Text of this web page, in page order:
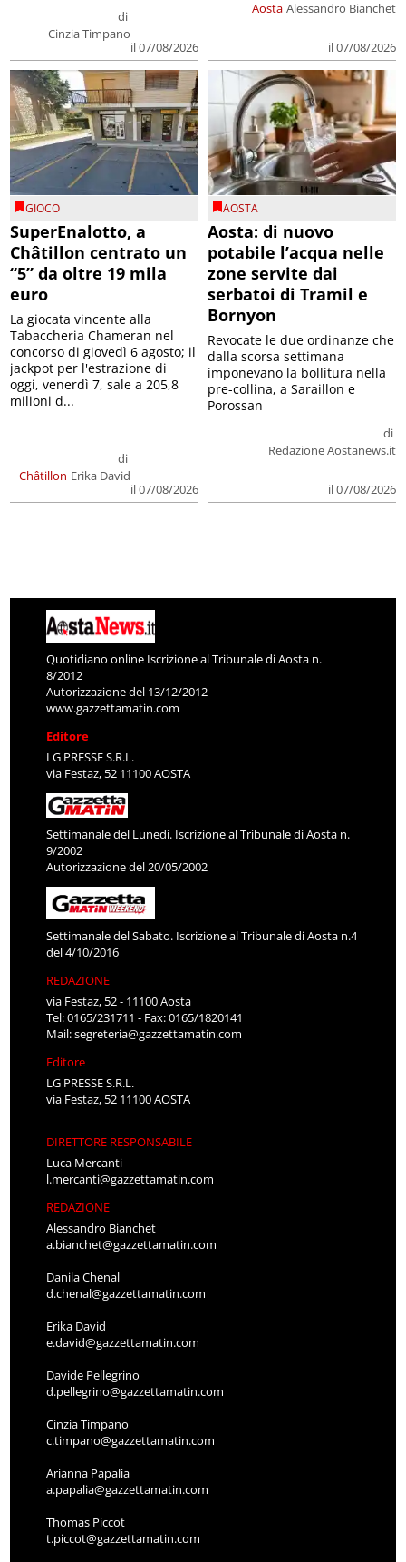
di
Cinzia Timpano
il 07/08/2026
Aosta Alessandro Bianchet
il 07/08/2026
GIOCO
SuperEnalotto, a
Châtillon centrato un
“5” da oltre 19 mila
euro
Châtillon
di
Erika David
il 07/08/2026
La giocata vincente alla
Tabaccheria Chameran nel
concorso di giovedì 6 agosto; il
jackpot per l'estrazione di
oggi, venerdì 7, sale a 205,8
milioni d...
AOSTA
Aosta: di nuovo
potabile l’acqua nelle
zone servite dai
serbatoi di Tramil e
Bornyon
di
Redazione Aostanews.it
il 07/08/2026
Revocate le due ordinanze che
dalla scorsa settimana
imponevano la bollitura nella
pre-collina, a Saraillon e
Porossan
Quotidiano online Iscrizione al Tribunale di Aosta n.
8/2012
Autorizzazione del 13/12/2012
www.gazzettamatin.com
Editore
LG PRESSE S.R.L.
via Festaz, 52 11100 AOSTA
Settimanale del Lunedì. Iscrizione al Tribunale di Aosta n.
9/2002
Autorizzazione del 20/05/2002
Settimanale del Sabato. Iscrizione al Tribunale di Aosta n.4
del 4/10/2016
REDAZIONE
via Festaz, 52 - 11100 Aosta
Tel: 0165/231711 - Fax: 0165/1820141
Mail:segreteria@gazzettamatin.com
Editore
LG PRESSE S.R.L.
via Festaz, 52 11100 AOSTA
DIRETTORE RESPONSABILE
Luca Mercanti
l.mercanti@gazzettamatin.com
REDAZIONE
Alessandro Bianchet
a.bianchet@gazzettamatin.com
Danila Chenal
d.chenal@gazzettamatin.com
Erika David
e.david@gazzettamatin.com
Davide Pellegrino
d.pellegrino@gazzettamatin.com
Cinzia Timpano
c.timpano@gazzettamatin.com
Arianna Papalia
a.papalia@gazzettamatin.com
Thomas Piccot
t.piccot@gazzettamatin.com